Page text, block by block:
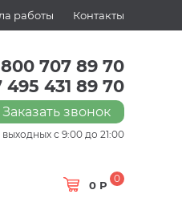
работы Контакты
707 89 70
495 431 89 70
Заказать звонок
с 9:00 до 21:00
0 Р
0